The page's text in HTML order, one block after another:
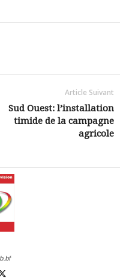
Article Suivant
Sud Ouest: l’installation
timide de la campagne
agricole